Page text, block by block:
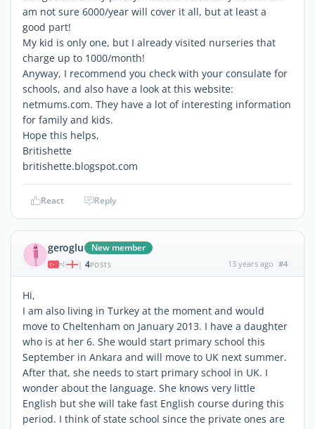
am not sure 6000/year will cover it all, but at least a
good part!
My kid is only one, but I already visited nurseries that
charge up to 1000/month!
Anyway, I recommend you check with your consulate for
schools, and also have a look at this website:
netmums.com. They have a lot of interesting information
for family and kids.
Hope this helps,
Britishette
britishette.blogspot.com
React Reply
geroglu New member
| 4POSTS 13 years ago #4
Hi,
I am also living in Turkey at the moment and would
move to Cheltenham on January 2013. I have a daughter
who is at her 6. She would start primary school this
September in Ankara and will move to UK next summer.
After that, she needs to start primary school in UK. I
wonder about the language. She knows very little
English but she will take fast English course during this
period. I think of state school since the private ones are